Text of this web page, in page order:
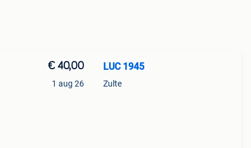
€ 40,00
1 aug 26
LUC 1945
Zulte